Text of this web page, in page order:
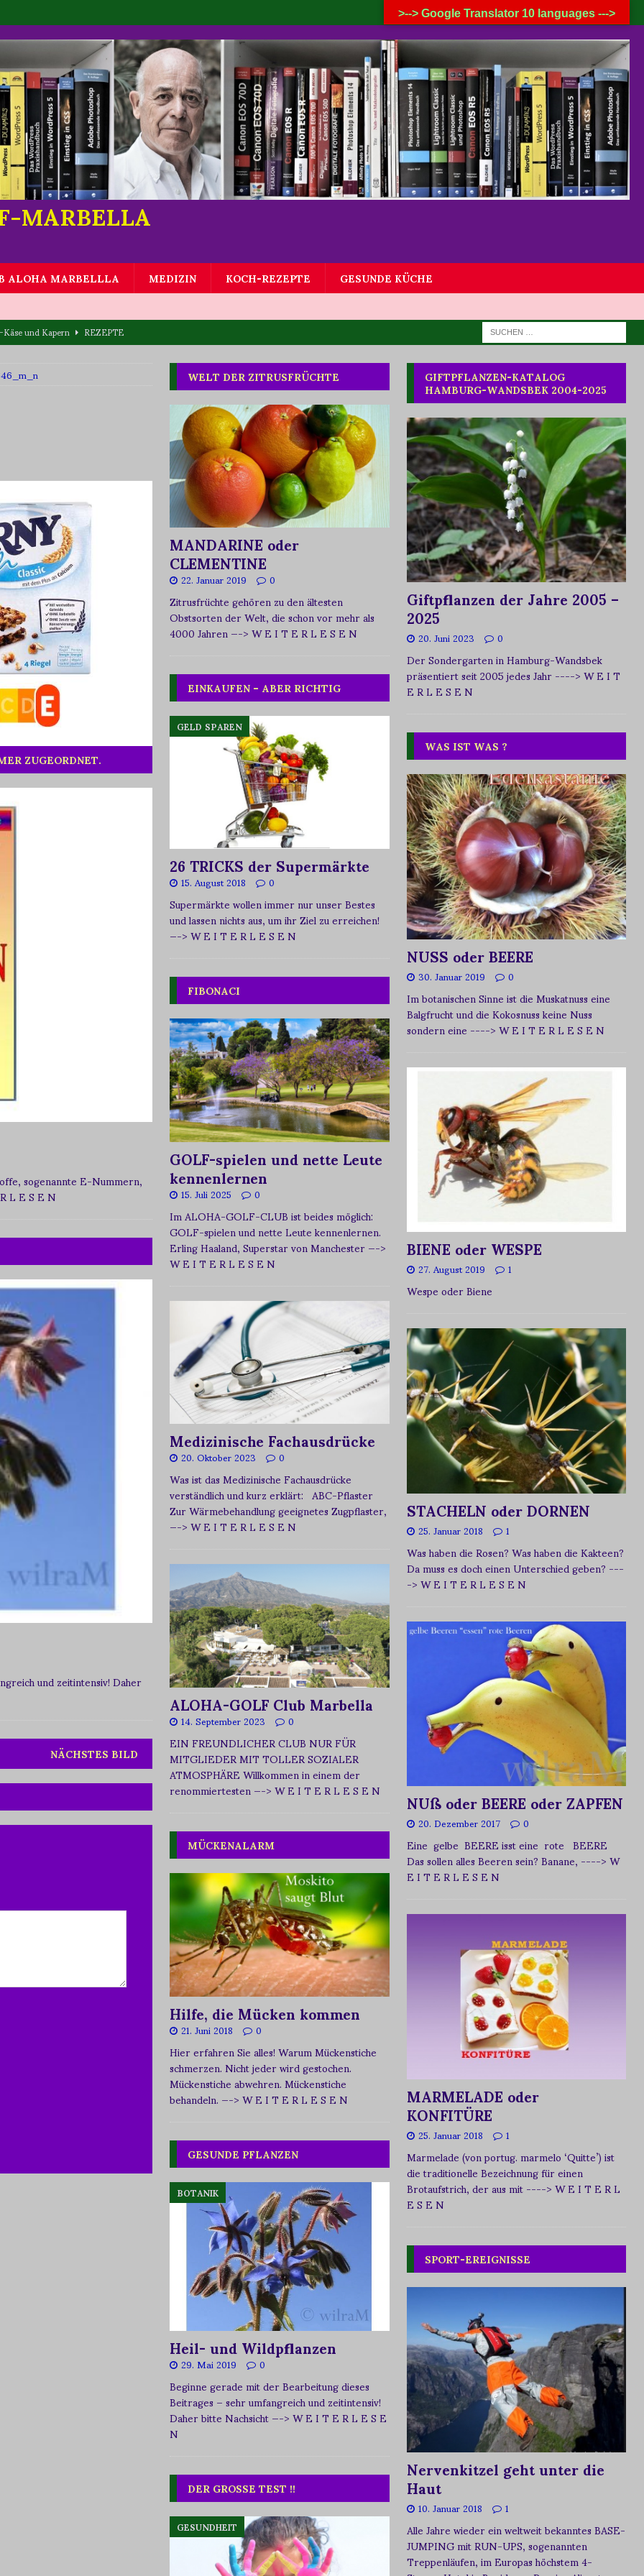
8. AUGUST 2026
MARBELLA
ALOHA MARBELLLA MEDIZIN KOCH-REZEPTE GESUNDE KÜCHE
und Kapern REZEPTE
Buschpflaume?
ZUGEORDNET.
sogenannte E-Nummern,
L E S E N
und zeitintensiv! Daher
NÄCHSTES BILD
WELT DER ZITRUSFRÜCHTE
MANDARINE oder
CLEMENTINE
22. Januar 2019 0
Zitrusfrüchte gehören zu den ältesten
Obstsorten der Welt, die schon vor mehr als
4000 Jahren—-> W E I T E R L E S E N
EINKAUFEN – ABER RICHTIG
GELD SPAREN
26 TRICKS der Supermärkte
15. August 2018 0
Supermärkte wollen immer nur unser Bestes
und lassen nichts aus, um ihr Ziel zu erreichen!
—-> W E I T E R L E S E N
FIBONACI
GOLF-spielen und nette Leute
kennenlernen
15. Juli 2025 0
Im ALOHA-GOLF-CLUB ist beides möglich:
GOLF-spielen und nette Leute kennenlernen.
Erling Haaland, Superstar von Manchester—->
W E I T E R L E S E N
Medizinische Fachausdrücke
20. Oktober 2023 0
Was ist das Medizinische Fachausdrücke
verständlich und kurz erklärt: ABC-Pflaster
Zur Wärmebehandlung geeignetes Zugpflaster,
—-> W E I T E R L E S E N
ALOHA-GOLF Club Marbella
14. September 2023 0
EIN FREUNDLICHER CLUB NUR FÜR
MITGLIEDER MIT TOLLER SOZIALER
ATMOSPHÄRE Willkommen in einem der
renommiertesten—-> W E I T E R L E S E N
MÜCKENALARM
Hilfe, die Mücken kommen
21. Juni 2018 0
Hier erfahren Sie alles! Warum Mückenstiche
schmerzen. Nicht jeder wird gestochen.
Mückenstiche abwehren. Mückenstiche
behandeln.—-> W E I T E R L E S E N
GESUNDE PFLANZEN
BOTANIK
Heil- und Wildpflanzen
29. Mai 2019 0
Beginne gerade mit der Bearbeitung dieses
Beitrages – sehr umfangreich und zeitintensiv!
Daher bitte Nachsicht—-> W E I T E R L E S E
N
DER GROSSE TEST !!
GESUNDHEIT
GIFTPFLANZEN-KATALOG
HAMBURG-WANDSBEK 2004-2025
Giftpflanzen der Jahre 2005 –
2025
20. Juni 2023 0
Der Sondergarten in Hamburg-Wandsbek
präsentiert seit 2005 jedes Jahr----> W E I T
E R L E S E N
WAS IST WAS ?
NUSS oder BEERE
30. Januar 2019 0
Im botanischen Sinne ist die Muskatnuss eine
Balgfrucht und die Kokosnuss keine Nuss
sondern eine----> W E I T E R L E S E N
BIENE oder WESPE
27. August 2019 1
Wespe oder Biene
STACHELN oder DORNEN
25. Januar 2018 1
Was haben die Rosen? Was haben die Kakteen?
Da muss es doch einen Unterschied geben?---
-> W E I T E R L E S E N
NUß oder BEERE oder ZAPFEN
20. Dezember 2017 0
Eine gelbe BEERE isst eine rote BEERE
Das sollen alles Beeren sein? Banane,----> W
E I T E R L E S E N
MARMELADE oder
KONFITÜRE
25. Januar 2018 1
Marmelade (von portug. marmelo ‘Quitte’) ist
die traditionelle Bezeichnung für einen
Brotaufstrich, der aus mit----> W E I T E R L
E S E N
SPORT-EREIGNISSE
Nervenkitzel geht unter die
Haut
10. Januar 2018 1
Alle Jahre wieder ein weltweit bekanntes BASE-
JUMPING mit RUN-UPS, sogenannten
Treppenläufen, im Europas höchstem 4-
>--> Google Translator 10 languages --->